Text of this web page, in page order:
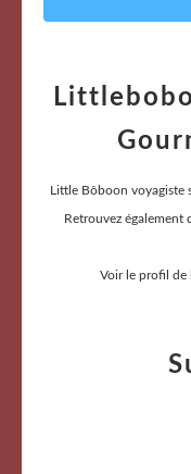
Little Bôboon voyagiste
Retrouvez également
Voir le profil de